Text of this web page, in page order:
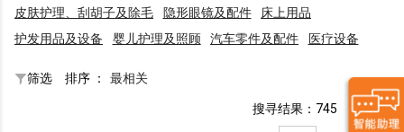
皮肤护理、刮胡子及除毛
隐形眼镜及配件
床上用品
护发用品及设备
婴儿护理及照顾 汽车零件及配件 医疗设备
筛选 排序 ： 最相关
搜寻结果：745